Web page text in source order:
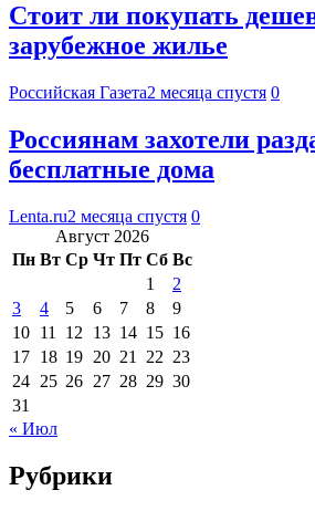
Стоит ли покупать
зарубежное жилье
Российская Газета2 месяца спустя 0
Россиянам захотели
бесплатные дома
Lenta.ru2 месяца спустя 0
Август 2026
Пн Вт Ср Чт Пт Сб Вс
1
2
3
4 5 6 7 8
9
10 11 12 13 14 15 16
17 18 19 20 21 22 23
24 25 26 27 28 29 30
31
« Июл
Рубрики